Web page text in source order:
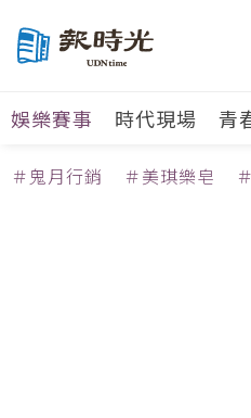
娛樂賽事 時代現場 青
＃鬼月行銷 ＃美琪樂皂